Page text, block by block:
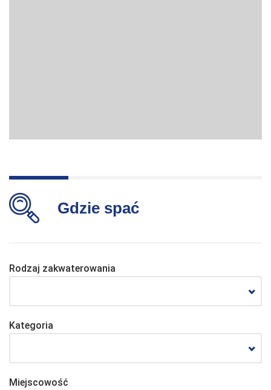
Gdzie spać
Rodzaj zakwaterowania
Kategoria
Miejscowość